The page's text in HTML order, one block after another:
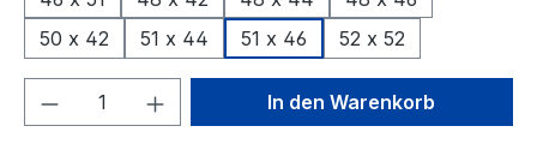
50 x 42
51 x 44 51 x 46 52 x 52
Produkt Anzahl: Gib denIn den Warenkorb